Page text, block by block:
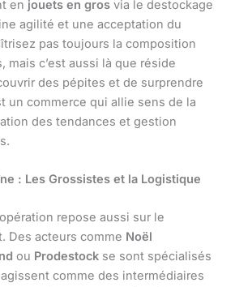
en jouets en gros via le destockage
agilité et une acceptation du
pas toujours la composition
mais c’est aussi là que réside
des pépites et de surprendre
un commerce qui allie sens de la
des tendances et gestion
: Les Grossistes et la Logistique
repose aussi sur le
Des acteurs comme Noël
ou Prodestock se sont spécialisés
comme des intermédiaires